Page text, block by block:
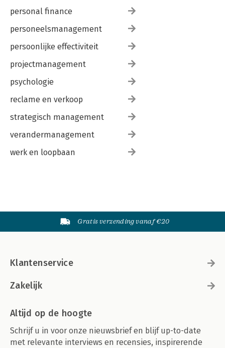
personal finance
personeelsmanagement
persoonlijke effectiviteit
projectmanagement
psychologie
reclame en verkoop
strategisch management
verandermanagement
werk en loopbaan
Gratis verzending vanaf €20
Klantenservice
Zakelijk
Altijd op de hoogte
Schrijf u in voor onze nieuwsbrief en blijf up-to-date
met relevante interviews en recensies, inspirerende